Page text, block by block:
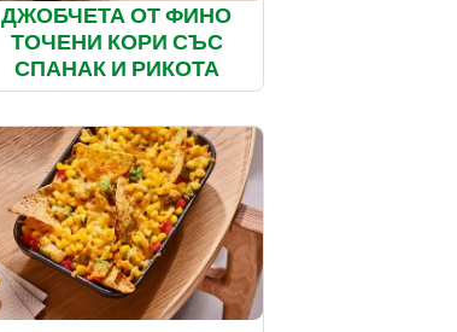
ДЖОБЧЕТА ОТ ФИНО
ТОЧЕНИ КОРИ СЪС
СПАНАК И РИКОТА